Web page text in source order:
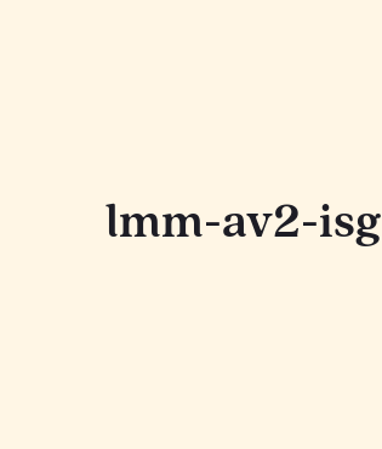
lmm-av2-isg